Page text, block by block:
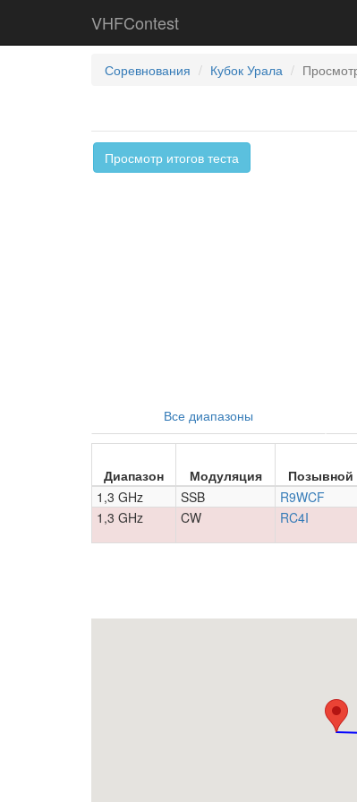
VHFContest
Соревнования Кубок Урала
Просмотр итогов теста
Все диапазоны
Диапазон Модуляция Позывной
1,3 GHz
SSB R9WCF
1,3 GHz
CW RC4I